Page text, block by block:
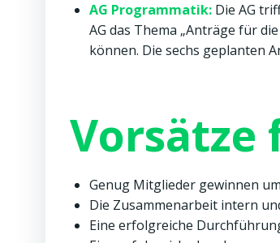
AG Programmatik: Die AG
AG das Thema „Anträge für
können. Die sechs geplanten
Vorsätze
Genug Mitglieder gewinnen
Die Zusammenarbeit intern
Eine erfolgreiche